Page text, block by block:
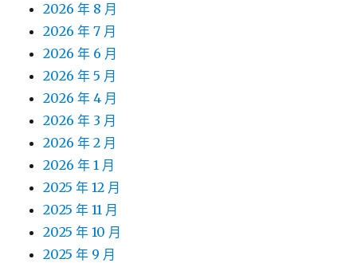
2026 年 8 月
2026 年 7 月
2026 年 6 月
2026 年 5 月
2026 年 4 月
2026 年 3 月
2026 年 2 月
2026 年 1 月
2025 年 12 月
2025 年 11 月
2025 年 10 月
2025 年 9 月